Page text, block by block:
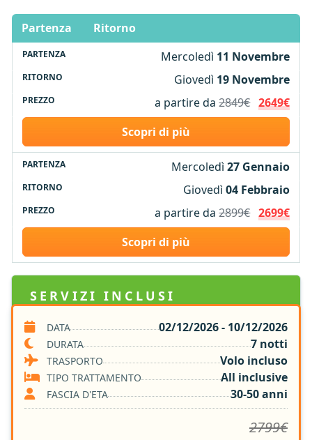
Partenza
Ritorno
Mercoledì 11 Novembre
Giovedì 19 Novembre
a partire da2849€ 2649€
Scopri di più
Mercoledì27 Gennaio
Giovedì04 Febbraio
a partire da2899€ 2699€
Scopri di più
SERVIZI INCLUSI
6 notti in Resort 4* con trattamento di All
Inclusive
1 notte il Lodge per Safari con trattamento di
Pensione Completa (bevande escluse)
Volo A/R
Safari
Trasferimento Aeroporto / Hotel / Aeroporto
DATA 02/12/2026 - 10/12/2026
DURATA 7 notti
TRASPORTO Volo incluso
TIPO TRATTAMENTO All inclusive
FASCIA D'ETA 30-50 anni
2799€